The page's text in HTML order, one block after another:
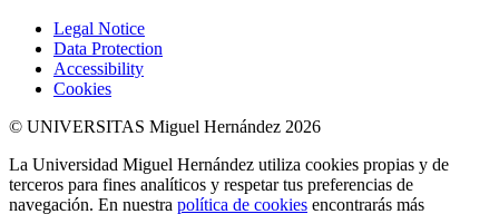
Legal Notice
Data Protection
Accessibility
Cookies
© UNIVERSITAS Miguel Hernández 2026
La Universidad Miguel Hernández utiliza cookies propias y de
terceros para fines analíticos y respetar tus preferencias de
navegación. En nuestra política de cookies encontrarás más